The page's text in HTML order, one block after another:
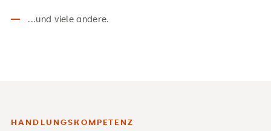
...und viele andere.
HANDLUNGSKOMPETENZ